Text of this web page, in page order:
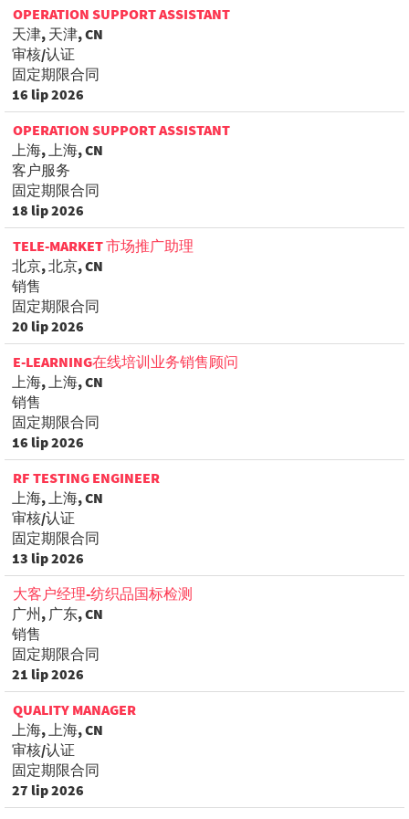
OPERATION SUPPORT ASSISTANT
天津, 天津, CN
审核/认证
固定期限合同
16 lip 2026
OPERATION SUPPORT ASSISTANT
上海, 上海, CN
客户服务
固定期限合同
18 lip 2026
TELE-MARKET 市场推广助理
北京, 北京, CN
销售
固定期限合同
20 lip 2026
E-LEARNING在线培训业务销售顾问
上海, 上海, CN
销售
固定期限合同
16 lip 2026
RF TESTING ENGINEER
上海, 上海, CN
审核/认证
固定期限合同
13 lip 2026
大客户经理-纺织品国标检测
广州, 广东, CN
销售
固定期限合同
21 lip 2026
QUALITY MANAGER
上海, 上海, CN
审核/认证
固定期限合同
27 lip 2026